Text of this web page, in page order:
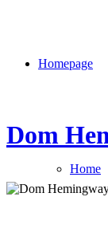
Homepage
Home
Dom